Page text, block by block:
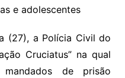
e adolescentes
(27), a Polícia Civil do
Cruciatus” na qual
de prisão